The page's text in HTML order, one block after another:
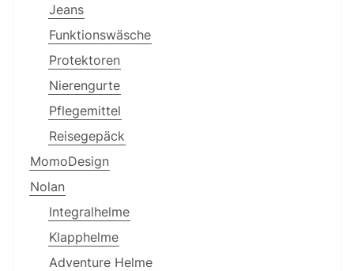
Jeans
Funktionswäsche
Protektoren
Nierengurte
Pflegemittel
Reisegepäck
MomoDesign
Nolan
Integralhelme
Klapphelme
Adventure Helme